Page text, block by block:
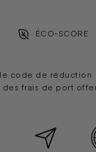
ÉCO-SCORE
code de réduction
frais de port